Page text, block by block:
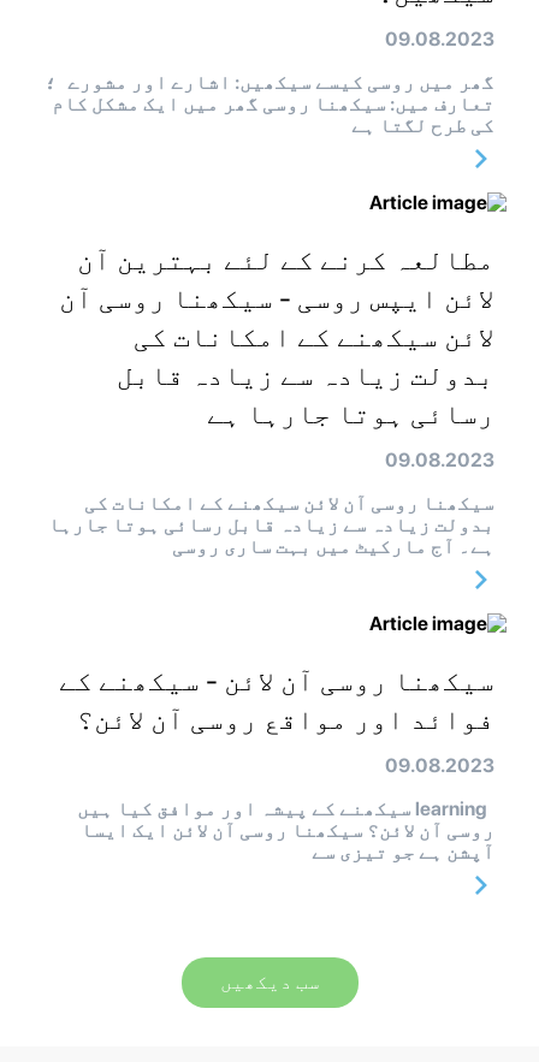
09.08.2023
گھر میں روسی کیسے سیکھیں: اشارے اور مشورے ؛
تعارف میں: سیکھنا روسی گھر میں ایک مشکل کام
کی طرح لگتا ہے
مطالعہ کرنے کے لئے بہترین آن
لائن ایپس روسی - سیکھنا روسی آن
لائن سیکھنے کے امکانات کی
بدولت زیادہ سے زیادہ قابل
رسائی ہوتا جارہا ہے
09.08.2023
سیکھنا روسی آن لائن سیکھنے کے امکانات کی
بدولت زیادہ سے زیادہ قابل رسائی ہوتا جارہا
ہے۔ آج مارکیٹ میں بہت ساری روسی
سیکھنا روسی آن لائن - سیکھنے کے
فوائد اور مواقع روسی آن لائن؟
09.08.2023
learning سیکھنے کے پیشہ اور موافق کیا ہیں
روسی آن لائن؟ سیکھنا روسی آن لائن ایک ایسا
آپشن ہے جو تیزی سے
سب دیکھیں